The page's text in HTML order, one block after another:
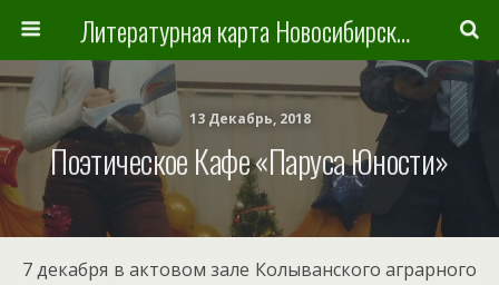
Литературная карта Новосибирска и Новосибирской области
13 Декабрь, 2018
Поэтическое Кафе «Паруса Юности»
7 декабря в актовом зале Колыванского аграрного